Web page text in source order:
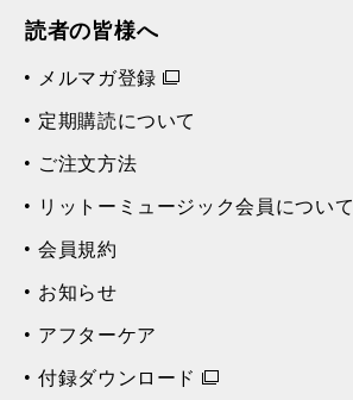
読者の皆様へ
メルマガ登録
定期購読について
ご注文方法
リットーミュージック会員について
会員規約
お知らせ
アフターケア
付録ダウンロード